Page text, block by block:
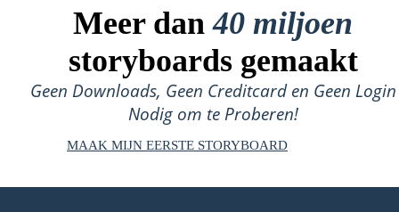
Meer dan40 miljoen
storyboards gemaakt
Geen Downloads, Geen Creditcard en Geen Login
Nodig om te Proberen!
MAAK MIJN EERSTE STORYBOARD